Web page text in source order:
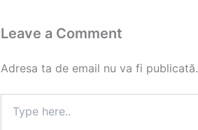
Leave a Comment
Adresa ta de email nu va fi publicată.
here..